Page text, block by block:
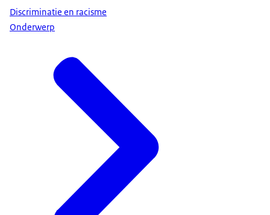
Discriminatie en racisme
Onderwerp